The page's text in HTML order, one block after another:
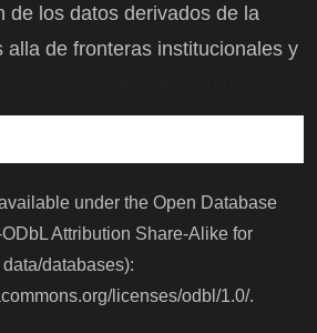
de los datos derivados de la
alla de fronteras institucionales y
under the Open Database
Attribution Share-Alike for
data/databases):
licenses/odbl/1.0/.